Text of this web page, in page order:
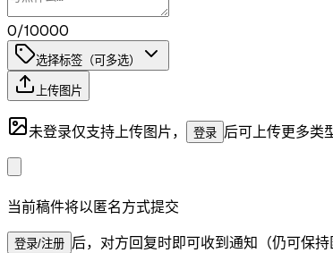
0/10000
选择标签（可多选）
上传图片
未登录仅支持上传图片， 登录 后可上传更多类
当前稿件将以匿名方式提交
登录/注册 后，对方回复时即可收到通知（仍可保持